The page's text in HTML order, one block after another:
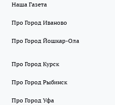
Наша Газета
Про Город Иваново
Про Город Йошкар-Ола
Про Город Курск
Про Город Рыбинск
Про Город Уфа